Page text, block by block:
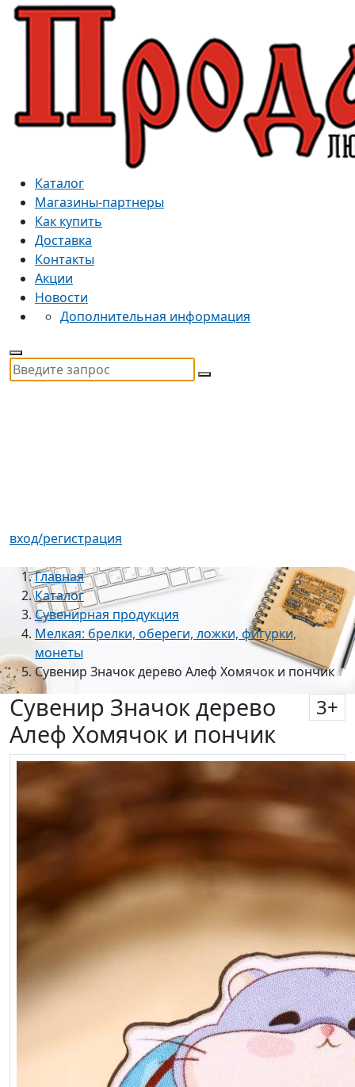
Каталог
Магазины-партнеры
Как купить
Доставка
Контакты
Акции
Новости
Дополнительная информация
вход/регистрация
Главная
Каталог
Сувенирная продукция
Мелкая: брелки, обереги, ложки, фигурки,
монеты
Сувенир Значок дерево Алеф Хомячок и пончик
Сувенир Значок дерево
Алеф Хомячок и пончик
3+